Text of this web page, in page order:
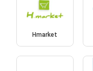
Hmarket